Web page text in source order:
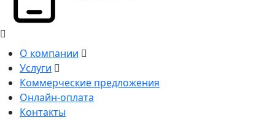
О компании
Услуги
Коммерческие предложения
Онлайн-оплата
Контакты